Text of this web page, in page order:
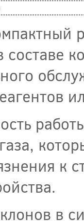
составе
к
в